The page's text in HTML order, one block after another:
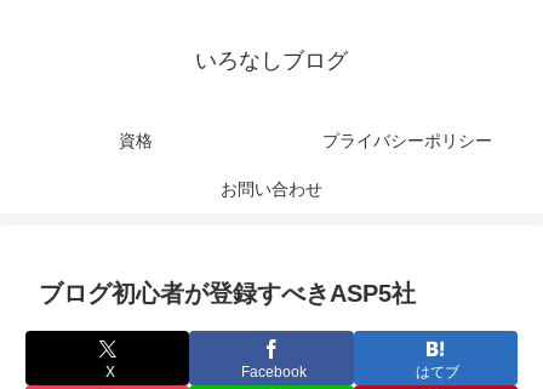
いろなしブログ
資格 プライバシーポリシー
お問い合わせ
ブログ初心者が登録すべきASP5社
X Facebook はてブ